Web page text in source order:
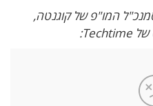
המו"פ של קוגנטה,